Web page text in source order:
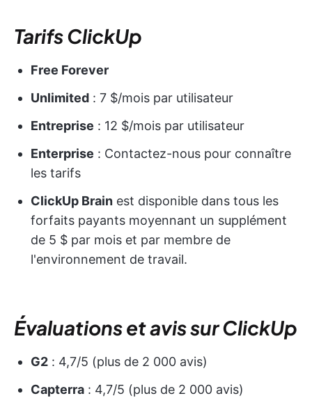
Tarifs ClickUp
Free Forever
Unlimited : 7 $/mois par utilisateur
Entreprise : 12 $/mois par utilisateur
Enterprise : Contactez-nous pour connaître
les tarifs
ClickUp Brain est disponible dans tous les
forfaits payants moyennant un supplément
de 5 $ par mois et par membre de
l'environnement de travail.
Évaluations et avis sur ClickUp
G2 : 4,7/5 (plus de 2 000 avis)
Capterra : 4,7/5 (plus de 2 000 avis)